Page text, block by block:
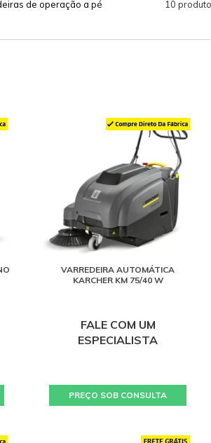
de operação a pé 10
VARREDEIRA AUTOMÁTICA
KARCHER KM 75/40 W
FALE COM UM
ESPECIALISTA
PREÇO SOB CONSULTA